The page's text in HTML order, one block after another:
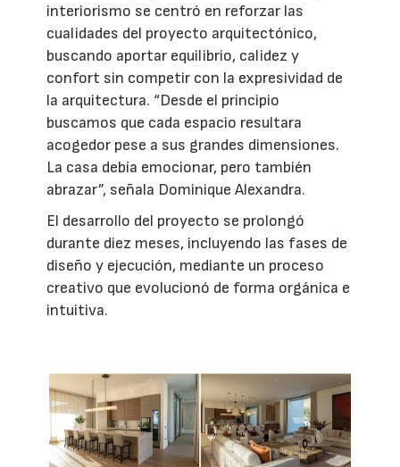
interiorismo se centró en reforzar las
cualidades del proyecto arquitectónico,
buscando aportar equilibrio, calidez y
confort sin competir con la expresividad de
la arquitectura. “Desde el principio
buscamos que cada espacio resultara
acogedor pese a sus grandes dimensiones.
La casa debía emocionar, pero también
abrazar”, señala Dominique Alexandra.
El desarrollo del proyecto se prolongó
durante diez meses, incluyendo las fases de
diseño y ejecución, mediante un proceso
creativo que evolucionó de forma orgánica e
intuitiva.